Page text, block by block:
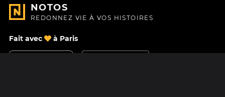
NOTOS
REDONNEZ VIE À VOS HISTOIRES
Fait avec à Paris